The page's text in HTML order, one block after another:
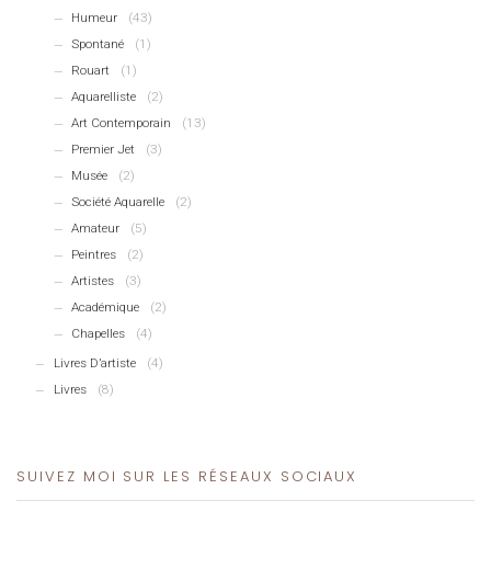
Humeur
(43)
Spontané
(1)
Rouart
(1)
Aquarelliste
(2)
Art Contemporain
(13)
Premier Jet
(3)
Musée
(2)
Société Aquarelle
(2)
Amateur
(5)
Peintres
(2)
Artistes
(3)
Académique
(2)
Chapelles
(4)
Livres D’artiste
(4)
Livres
(8)
SUIVEZ MOI SUR LES RÉSEAUX SOCIAUX